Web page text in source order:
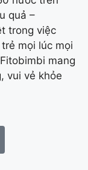
quả –
trong việc
mọi lúc mọi
mang
vui vẻ khỏe